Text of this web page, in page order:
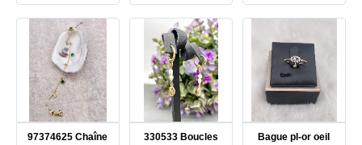
97374625 Chaîne
330533 Boucles
Bague pl-or oeil